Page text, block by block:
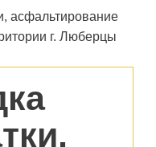
асфальтирование
г. Люберцы